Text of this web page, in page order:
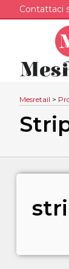
Contattaci
Mesretail >